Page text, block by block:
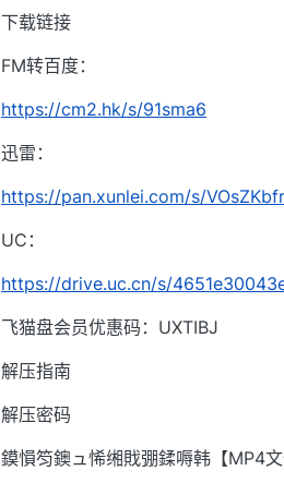
下载链接
FM转百度：
https://cm2.hk/s/91sma6
迅雷：
https://pan.xunlei.com/s/
UC：
https://drive.uc.cn/s/
飞猫盘会员优惠码：UXTIBJ
解压指南
解压密码
鏌愪笉鐭ュ悕缃戝弸鍒嗕韩【MP4文